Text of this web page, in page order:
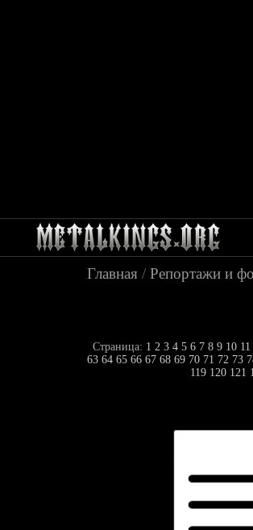
Главная/ Репортажи и
Страница: 1 2 3 4 5 6 7 8 9 10 11
63646566676869 70 71 72 73
119 120 121